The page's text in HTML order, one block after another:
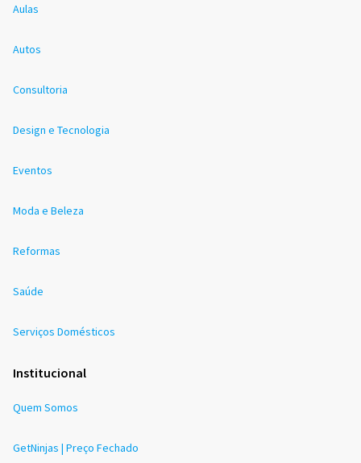
Aulas
Autos
Consultoria
Design e Tecnologia
Eventos
Moda e Beleza
Reformas
Saúde
Serviços Domésticos
Institucional
Quem Somos
GetNinjas | Preço Fechado